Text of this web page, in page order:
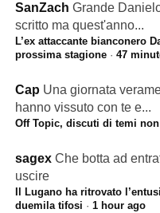
SanZach Grande
scritto ma quest'anno...
L’ex attaccante bianconero
prossima stagione· 47
Cap Una giornata
hanno vissuto con te e...
Off Topic, discuti di temi
sagex Che botta ad
uscire
Il Lugano ha ritrovato
duemila tifosi · 1 hour ago